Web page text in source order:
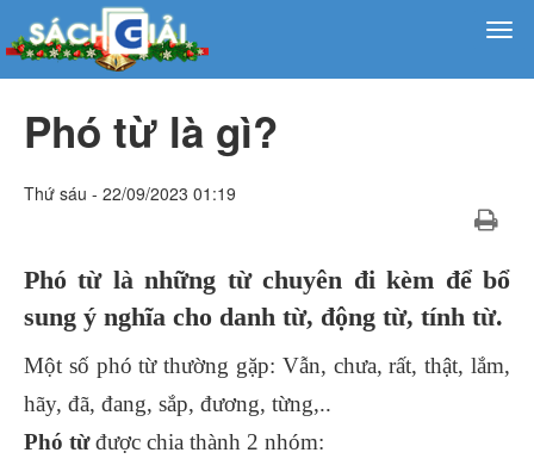
Phó từ là gì?
Thứ sáu - 22/09/2023 01:19
Phó từ là những từ chuyên đi kèm để bổ
sung ý nghĩa cho danh từ, động từ, tính từ.
Một số phó từ thường gặp: Vẫn, chưa, rất, thật, lắm,
hãy, đã, đang, sắp, đương, từng,..
Phó từđược chia thành 2 nhóm: